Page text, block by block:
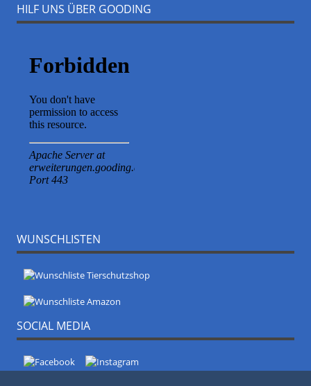
HILF UNS ÜBER GOODING
WUNSCHLISTEN
SOCIAL MEDIA